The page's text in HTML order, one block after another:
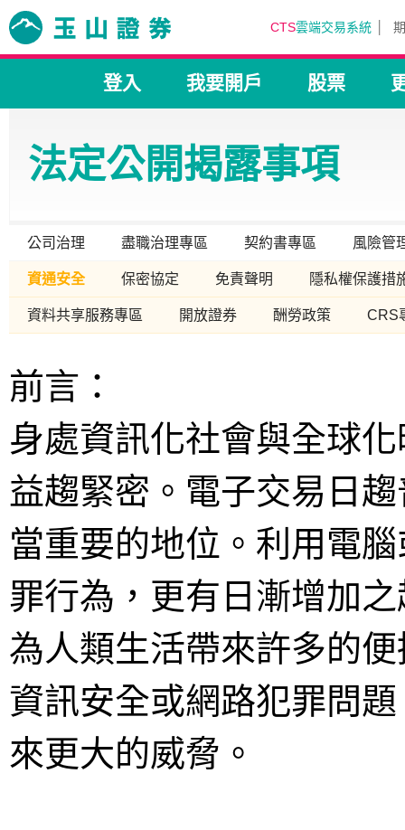
CTS雲端交易系統
登入 我要開戶 股票
法定公開揭露事項
公司治理 盡職治理專區 契約書專區 風險管
資通安全 保密協定 免責聲明 隱私權保護措
資料共享服務專區 開放證券 酬勞政策 CRS
前言：
身處資訊化社會與全球
益趨緊密。電子交易日
當重要的地位。利用電
罪行為，更有日漸增加
為人類生活帶來許多的
資訊安全或網路犯罪問
來更大的威脅。